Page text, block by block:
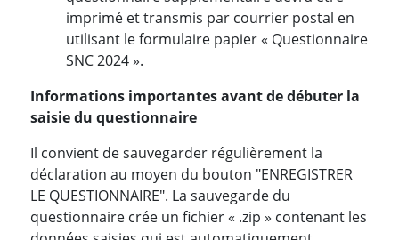
imprimé et transmis par courrier postal en
utilisant le formulaire papier « Questionnaire
SNC 2024 ».
Informations importantes avant de débuter la
saisie du questionnaire
Il convient de sauvegarder régulièrement la
déclaration au moyen du bouton "ENREGISTRER
LE QUESTIONNAIRE". La sauvegarde du
questionnaire crée un fichier « .zip » contenant les